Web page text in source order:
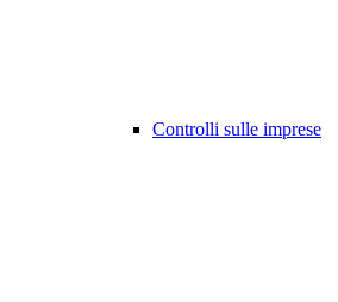
Controlli sulle imprese